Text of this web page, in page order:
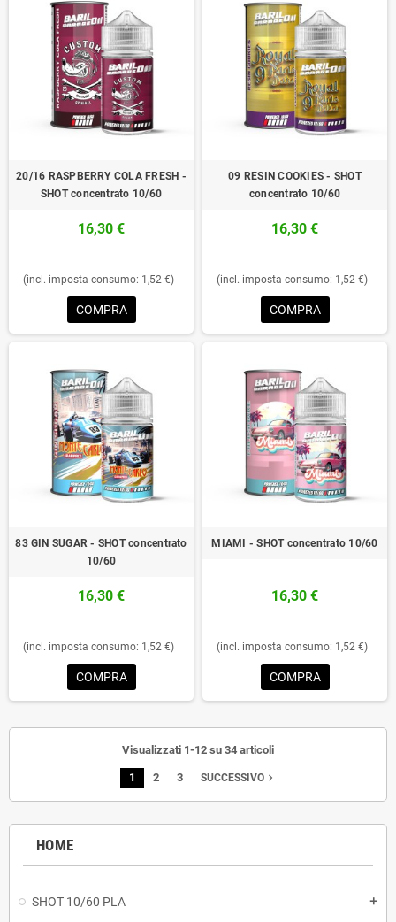
HOME
SHOT 10/60 PLA add
20/16 RASPBERRY COLA FRESH -
SHOT concentrato 10/60
16,30 €
(incl. imposta consumo: 1,52 €)
COMPRA
09 RESIN COOKIES - SHOT
concentrato 10/60
16,30 €
(incl. imposta consumo: 1,52 €)
COMPRA
83 GIN SUGAR - SHOT concentrato
10/60
16,30 €
(incl. imposta consumo: 1,52 €)
COMPRA
MIAMI - SHOT concentrato 10/60
16,30 €
(incl. imposta consumo: 1,52 €)
COMPRA
Visualizzati 1-12 su 34 articoli
1 2 3 SUCCESSIVOnavigate_next